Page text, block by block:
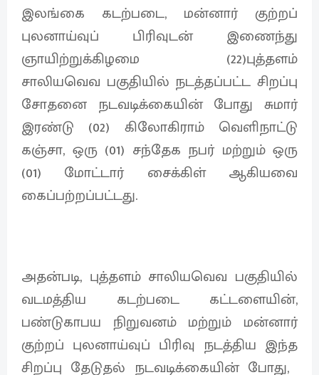
இலங்கை கடற்படை, மன்னார் குற்றப்
புலனாய்வுப் பிரிவுடன் இணைந்து
ஞாயிற்றுக்கிழமை (22)புத்தளம்
சாலியவெவ பகுதியில் நடத்தப்பட்ட சிறப்பு
சோதனை நடவடிக்கையின் போது சுமார்
இரண்டு (02) கிலோகிராம் வெளிநாட்டு
கஞ்சா, ஒரு (01) சந்தேக நபர் மற்றும் ஒரு
(01) மோட்டார் சைக்கிள் ஆகியவை
கைப்பற்றப்பட்டது.
அதன்படி, புத்தளம் சாலியவெவ பகுதியில்
வடமத்திய கடற்படை கட்டளையின்,
பண்டுகாபய நிறுவனம் மற்றும் மன்னார்
குற்றப் புலனாய்வுப் பிரிவு நடத்திய இந்த
சிறப்பு தேடுதல் நடவடிக்கையின் போது, ​​